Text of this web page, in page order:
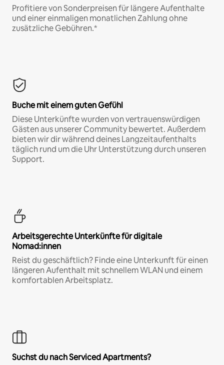
Profitiere von Sonderpreisen für längere Aufenthalte
und einer einmaligen monatlichen Zahlung ohne
zusätzliche Gebühren.*
Buche mit einem guten Gefühl
Diese Unterkünfte wurden von vertrauenswürdigen
Gästen aus unserer Community bewertet. Außerdem
bieten wir dir während deines Langzeitaufenthalts
täglich rund um die Uhr Unterstützung durch unseren
Support.
Arbeitsgerechte Unterkünfte für digitale
Nomad:innen
Reist du geschäftlich? Finde eine Unterkunft für einen
längeren Aufenthalt mit schnellem WLAN und einem
komfortablen Arbeitsplatz.
Suchst du nach Serviced Apartments?